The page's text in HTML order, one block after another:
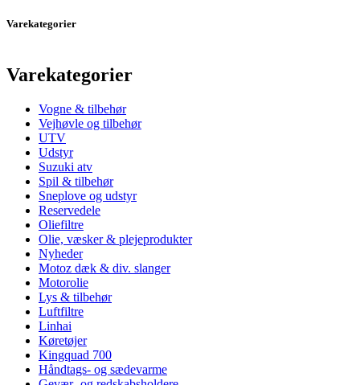
Varekategorier
Varekategorier
Vogne & tilbehør
Vejhøvle og tilbehør
UTV
Udstyr
Suzuki atv
Spil & tilbehør
Sneplove og udstyr
Reservedele
Oliefiltre
Olie, væsker & plejeprodukter
Nyheder
Motoz dæk & div. slanger
Motorolie
Lys & tilbehør
Luftfiltre
Linhai
Køretøjer
Kingquad 700
Håndtags- og sædevarme